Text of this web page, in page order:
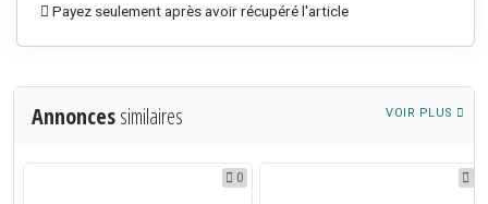
Payez seulement après avoir récupéré l'article
Annoncessimilaires VOIR PLUS
0